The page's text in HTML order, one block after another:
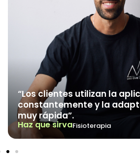
“Los clientes utilizan la
constantemente y la
muy rápida”.
Haz que sirvaFisioterapia